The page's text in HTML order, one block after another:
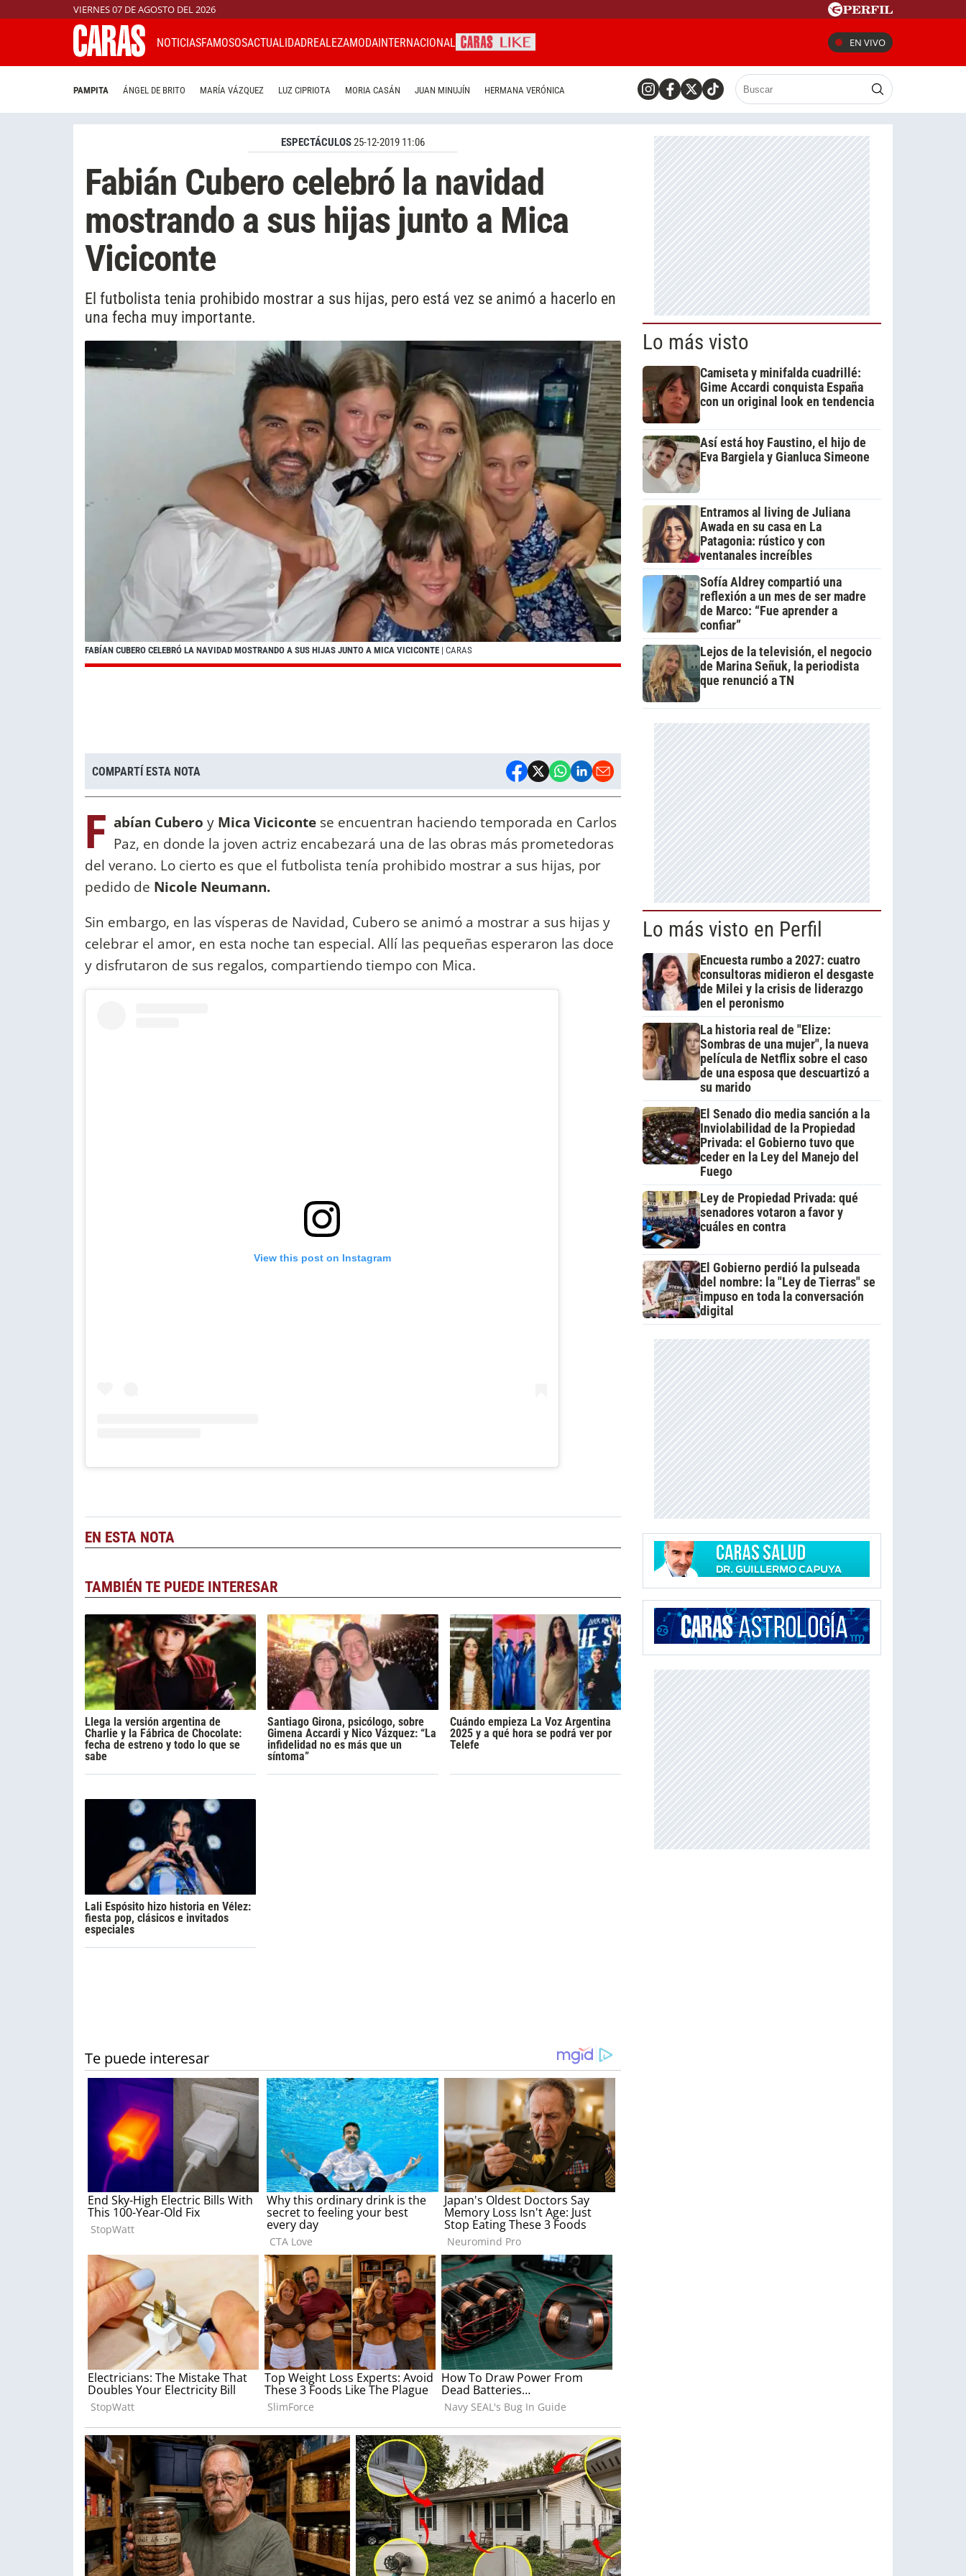
VIERNES 07 DE AGOSTO DEL 2026
NOTICIASFAMOSOSACTUALIDADREALEZAMODAINTERNACIONAL EN VIVO
PAMPITA ÁNGEL DE BRITO MARÍA VÁZQUEZ LUZ CIPRIOTA MORIA CASÁN JUAN MINUJÍN HERMANA VERÓNICA
ESPECTÁCULOS25-12-2019 11:06
Fabián Cubero celebró la navidad
mostrando a sus hijas junto a Mica
Viciconte
El futbolista tenia prohibido mostrar a sus hijas, pero está vez se animó a hacerlo en
una fecha muy importante.
FABÍAN CUBERO CELEBRÓ LA NAVIDAD MOSTRANDO A SUS HIJAS JUNTO A MICA VICICONTE | CARAS
COMPARTÍ ESTA NOTA
F abían Cubero y Mica Viciconte se encuentran haciendo temporada en Carlos
Paz, en donde la joven actriz encabezará una de las obras más prometedoras
del verano. Lo cierto es que el futbolista tenía prohibido mostrar a sus hijas, por
pedido de Nicole Neumann.
Sin embargo, en las vísperas de Navidad, Cubero se animó a mostrar a sus hijas y
celebrar el amor, en esta noche tan especial. Allí las pequeñas esperaron las doce
y disfrutaron de sus regalos, compartiendo tiempo con Mica.
View this post on Instagram
EN ESTA NOTA
TAMBIÉN TE PUEDE INTERESAR
Llega la versión argentina de
Charlie y la Fábrica de Chocolate:
fecha de estreno y todo lo que se
sabe
Santiago Girona, psicólogo, sobre
Gimena Accardi y Nico Vázquez: “La
infidelidad no es más que un
síntoma”
Cuándo empieza La Voz Argentina
2025 y a qué hora se podrá ver por
Telefe
Lali Espósito hizo historia en Vélez:
fiesta pop, clásicos e invitados
especiales
Lo más visto
Camiseta y minifalda cuadrillé:
Gime Accardi conquista España
con un original look en tendencia
Así está hoy Faustino, el hijo de
Eva Bargiela y Gianluca Simeone
Entramos al living de Juliana
Awada en su casa en La
Patagonia: rústico y con
ventanales increíbles
Sofía Aldrey compartió una
reflexión a un mes de ser madre
de Marco: “Fue aprender a
confiar”
Lejos de la televisión, el negocio
de Marina Señuk, la periodista
que renunció a TN
Lo más visto en Perfil
Encuesta rumbo a 2027: cuatro
consultoras midieron el desgaste
de Milei y la crisis de liderazgo
en el peronismo
La historia real de "Elize:
Sombras de una mujer", la nueva
película de Netflix sobre el caso
de una esposa que descuartizó a
su marido
El Senado dio media sanción a la
Inviolabilidad de la Propiedad
Privada: el Gobierno tuvo que
ceder en la Ley del Manejo del
Fuego
Ley de Propiedad Privada: qué
senadores votaron a favor y
cuáles en contra
El Gobierno perdió la pulseada
del nombre: la "Ley de Tierras" se
impuso en toda la conversación
digital